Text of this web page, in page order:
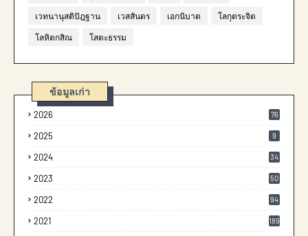
เวทนานุสติปัฎฐาน เวสสันดร เอกนิบาต โลกุตระจิต
โลหิตกสิณ โสตะธรรม
ข้อมูลเก่า
2026 76
2025 9
2024 34
2023 50
2022 94
2021 189